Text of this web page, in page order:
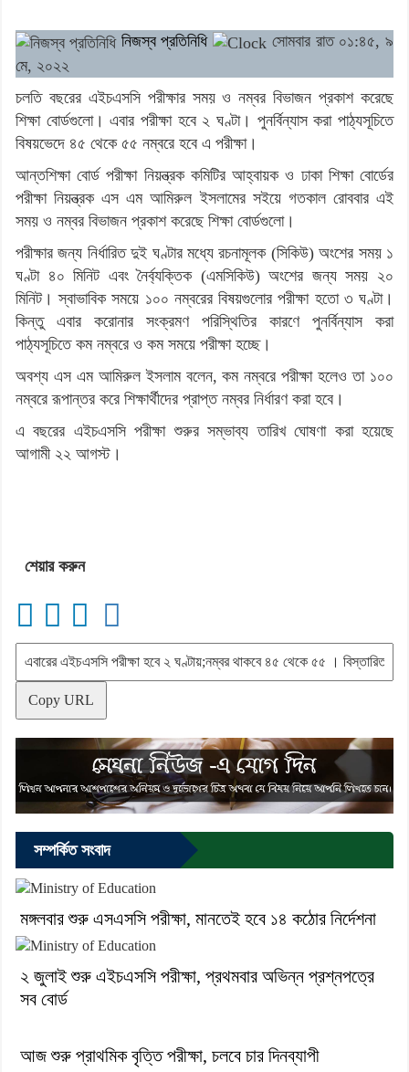
নিজস্ব প্রতিনিধি
সোমবার রাত ০১:৪৫, ৯
মে, ২০২২
চলতি বছরের এইচএসসি পরীক্ষার সময় ও নম্বর বিভাজন প্রকাশ করেছে
শিক্ষা বোর্ডগুলো। এবার পরীক্ষা হবে ২ ঘণ্টা। পুনর্বিন্যাস করা পাঠ্যসূচিতে
বিষয়ভেদে ৪৫ থেকে ৫৫ নম্বরে হবে এ পরীক্ষা।
আন্তশিক্ষা বোর্ড পরীক্ষা নিয়ন্ত্রক কমিটির আহ্বায়ক ও ঢাকা শিক্ষা বোর্ডের
পরীক্ষা নিয়ন্ত্রক এস এম আমিরুল ইসলামের সইয়ে গতকাল রোববার এই
সময় ও নম্বর বিভাজন প্রকাশ করেছে শিক্ষা বোর্ডগুলো।
পরীক্ষার জন্য নির্ধারিত দুই ঘণ্টার মধ্যে রচনামূলক (সিকিউ) অংশের সময় ১
ঘণ্টা ৪০ মিনিট এবং নৈর্ব্যক্তিক (এমসিকিউ) অংশের জন্য সময় ২০
মিনিট। স্বাভাবিক সময়ে ১০০ নম্বরের বিষয়গুলোর পরীক্ষা হতো ৩ ঘণ্টা।
কিন্তু এবার করোনার সংক্রমণ পরিস্থিতির কারণে পুনর্বিন্যাস করা
পাঠ্যসূচিতে কম নম্বরে ও কম সময়ে পরীক্ষা হচ্ছে।
অবশ্য এস এম আমিরুল ইসলাম বলেন, কম নম্বরে পরীক্ষা হলেও তা ১০০
নম্বরে রূপান্তর করে শিক্ষার্থীদের প্রাপ্ত নম্বর নির্ধারণ করা হবে।
এ বছরের এইচএসসি পরীক্ষা শুরুর সম্ভাব্য তারিখ ঘোষণা করা হয়েছে
আগামী ২২ আগস্ট।
শেয়ার করুন
Copy URL
সম্পর্কিত সংবাদ
মঙ্গলবার শুরু এসএসসি পরীক্ষা, মানতেই হবে ১৪ কঠোর নির্দেশনা
২ জুলাই শুরু এইচএসসি পরীক্ষা, প্রথমবার অভিন্ন প্রশ্নপত্রে
সব বোর্ড
আজ শুরু প্রাথমিক বৃত্তি পরীক্ষা, চলবে চার দিনব্যাপী